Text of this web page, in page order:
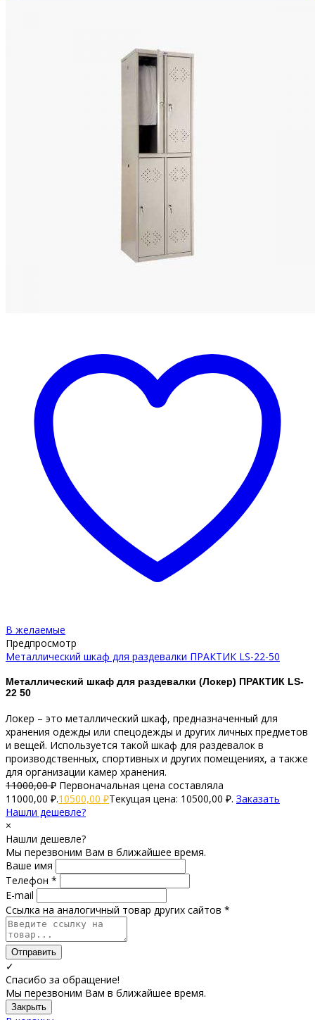
В желаемые
Предпросмотр
Металлический шкаф для раздевалки ПРАКТИК LS-22-50
Металлический шкаф для раздевалки (Локер) ПРАКТИК LS-
22 50
Локер – это металлический шкаф, предназначенный для
хранения одежды или спецодежды и других личных предметов
и вещей. Используется такой шкаф для раздевалок в
производственных, спортивных и других помещениях, а также
для организации камер хранения.
11000,00₽ Первоначальная цена составляла
11000,00 ₽.10500,00 ₽Текущая цена: 10500,00 ₽. Заказать
Нашли дешевле?
×
Нашли дешевле?
Мы перезвоним Вам в ближайшее время.
Ваше имя
Телефон *
E-mail
Ссылка на аналогичный товар других сайтов *
Отправить
✓
Спасибо за обращение!
Мы перезвоним Вам в ближайшее время.
Закрыть